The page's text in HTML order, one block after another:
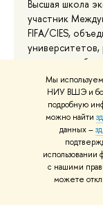
Мы
НИУ ВШЭ и
подробную
можно найти
данных –
с нашими
можете
Высшая школа
участник
FIFA/CIES,
диплома в